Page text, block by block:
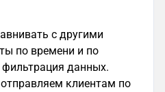
с другими
по времени и по
данных.
клиентам по